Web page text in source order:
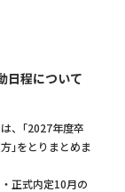
日程について
、｢2027年度卒
｣をとりまとめま
正式内定10月の